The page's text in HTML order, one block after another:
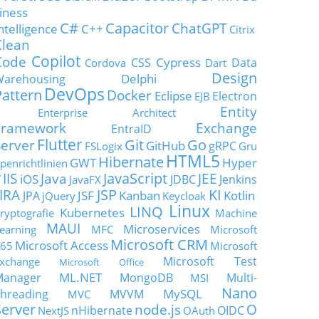
C# C++ Capacitor ChatGPT Citrix
Copilot Cordova CSS Cypress Dart Data
Delphi
Design
DevOps Docker Eclipse EJB Electron
Enterprise Architect
Entity
EntraID
Exchange
Flutter FSLogix GitGitHubGo gRPC Gru
GWT HibernateHTML5 Hyper
IIS iOSJava JavaFX JavaScript JDBC JEE Jenkins
JPA jQuery JSF JSP Kanban Keycloak KI Kotlin
Kubernetes LINQ Linux Machine
MAUI MFC Microservices
Microsoft
Microsoft Access Microsoft CRM Microsoft
Microsoft Office
Microsoft Test
ML.NET MongoDB MSI
Multi-
MVC MVVM MySQL
Nano
NextJS nHibernatenode.js OAuth OIDCO